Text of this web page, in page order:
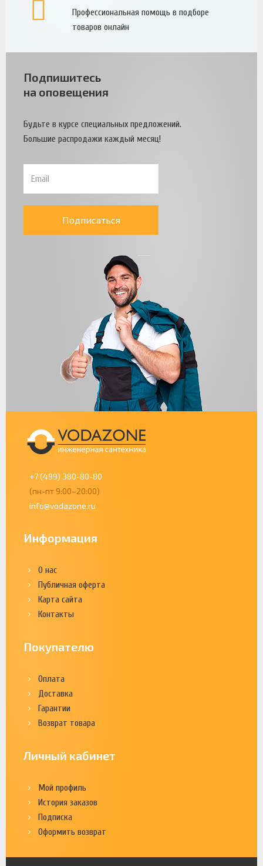
Профессиональная помощь в подборе
товаров онлайн
Подпишитесь
на оповещения
Будьте в курсе специальных предложений.
Большие распродажи каждый месяц!
Подписаться
+7 (499) 380-80-80
(пн-пт 9:00–20:00)
info@vodazone.ru
Информация
О нас
Публичная оферта
Карта сайта
Контакты
Покупателю
Оплата
Доставка
Гарантии
Возврат товара
Личный кабинет
Мой профиль
История заказов
Подписка
Оформить возврат